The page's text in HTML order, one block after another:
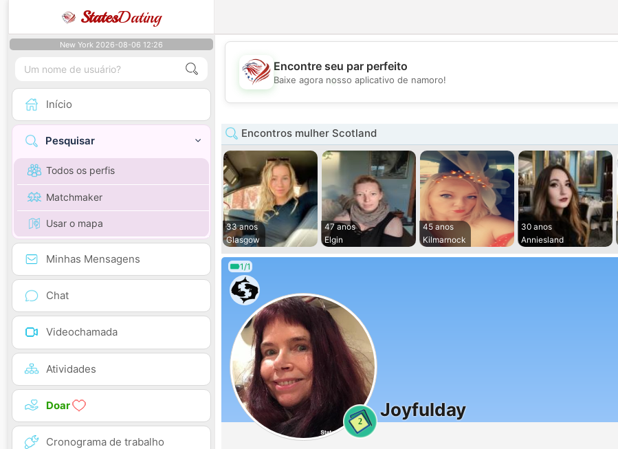
StatesDating
New York 2026-08-06 12:26
Início
Pesquisar
Todos os perfis
Matchmaker
Usar o mapa
Minhas Mensagens
Chat
Videochamada
Atividades
Doar
Cronograma de trabalho
💕
Encontre seu par perfeito
Baixe agora nosso aplicativo de namoro!
Encontros mulher Scotland
33 anos
Glasgow
47 anos
Elgin
45 anos
Kilmarnock
30 anos
Anniesland
1/1
2
Joyfulday